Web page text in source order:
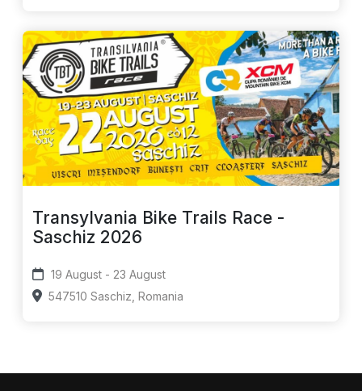
Transylvania Bike Trails Race -
Saschiz 2026
19 August - 23 August
547510 Saschiz, Romania